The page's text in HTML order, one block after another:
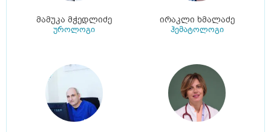
მამუკა მჭედლიძე
უროლოგი
ირაკლი ხმალაძე
ჰემატოლოგი